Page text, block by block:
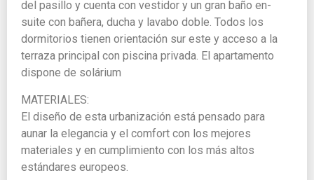
del pasillo y cuenta con vestidor y un gran baño en-
suite con bañera, ducha y lavabo doble. Todos los
dormitorios tienen orientación sur este y acceso a la
terraza principal con piscina privada. El apartamento
dispone de solárium
MATERIALES:
El diseño de esta urbanización está pensado para
aunar la elegancia y el comfort con los mejores
materiales y en cumplimiento con los más altos
estándares europeos.